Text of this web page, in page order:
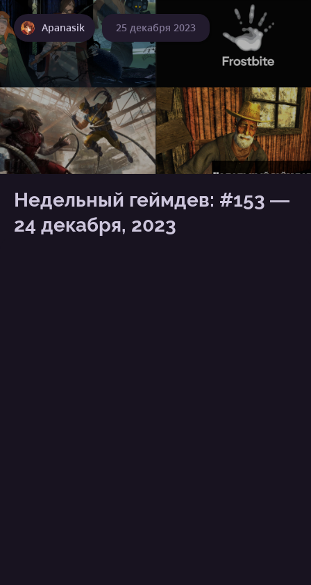
Apanasik 25 декабря 2023
Недельный геймдев: #153 —
24 декабря, 2023